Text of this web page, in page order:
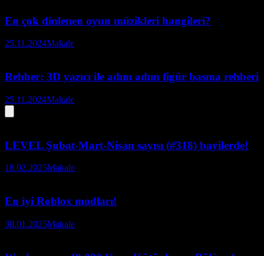
En çok dinlenen oyun müzikleri hangileri?
25.11.2024Makale
Rehber: 3D yazıcı ile adım adım figür basma rehberi
25.11.2024Makale
LEVEL Şubat-Mart-Nisan sayısı (#318) bayilerde!
18.02.2025Makale
En iyi Roblox modları!
30.01.2025Makale